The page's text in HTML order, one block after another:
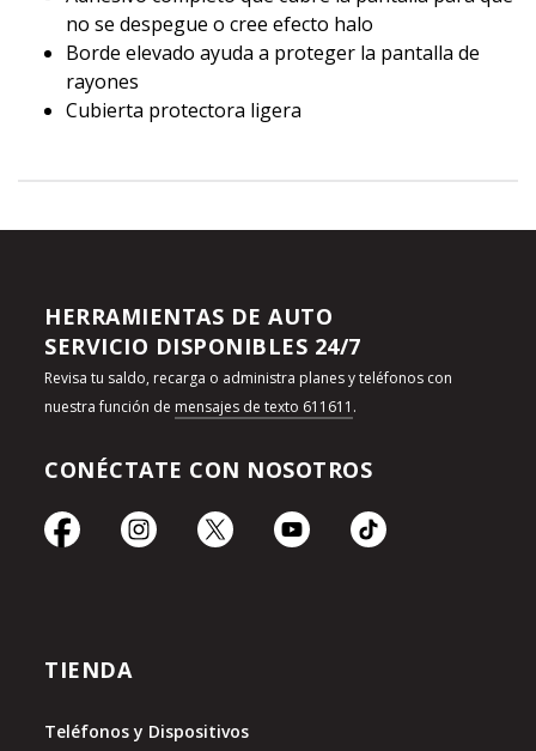
no se despegue o cree efecto halo
Borde elevado ayuda a proteger la pantalla de
rayones
Cubierta protectora ligera
HERRAMIENTAS DE AUTO
SERVICIO DISPONIBLES 24/7
Revisa tu saldo, recarga o administra planes y teléfonos con
nuestra función de mensajes de texto 611611 .
CONÉCTATE CON NOSOTROS
TIENDA
Teléfonos y Dispositivos